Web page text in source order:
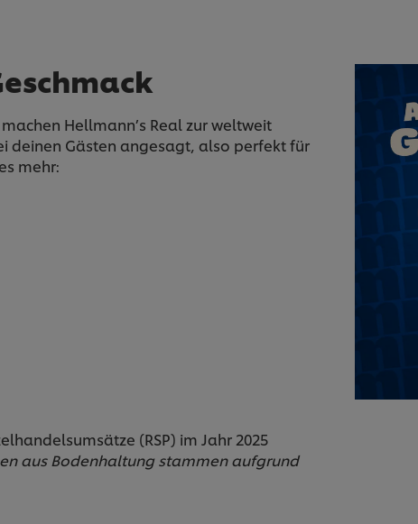
Hellmann’s Real zur weltweit
deinen Gästen angesagt, also perfekt für
mehr:
(RSP) im Jahr 2025
aus Bodenhaltung stammen aufgrund